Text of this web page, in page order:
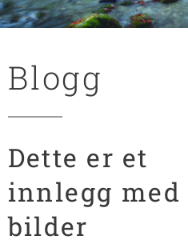
Blogg
Dette er et
innlegg med
bilder